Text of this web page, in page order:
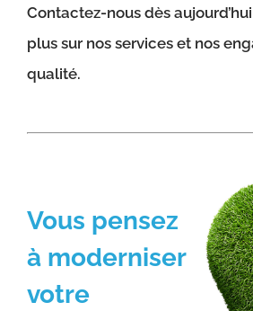
Contactez-nous dès
plus sur nos services et nos
qualité.
Vous pensez
à moderniser
votre